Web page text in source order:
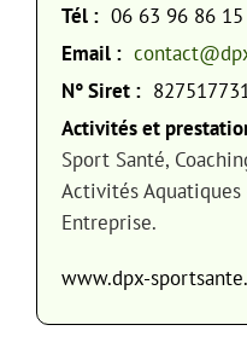
Tél : 06 63 96 86 15
Email :
N° Siret :
Activités et
Sport Santé,
Activités
Entreprise.
www.dpx-